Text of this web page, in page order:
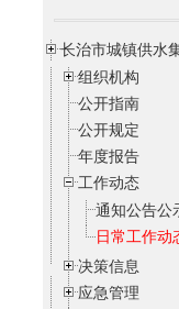
长治市城镇供水
组织机构
公开指南
公开规定
年度报告
工作动态
通知公告公
日常工作动
决策信息
应急管理